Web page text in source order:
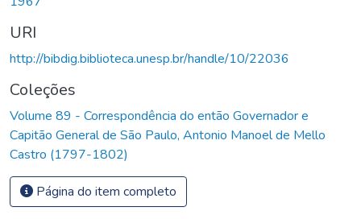
URI
http://bibdig.biblioteca.unesp.br/handle/10/22036
Coleções
Volume 89 - Correspondência do então Governador e
Capitão General de São Paulo, Antonio Manoel de Mello
Castro (1797-1802)
Página do item completo